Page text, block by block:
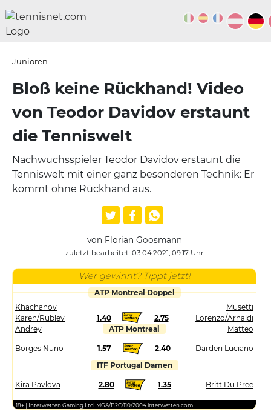
Junioren
Bloß keine Rückhand! Video
von Teodor Davidov erstaunt
die Tenniswelt
Nachwuchsspieler Teodor Davidov erstaunt die
Tenniswelt mit einer ganz besonderen Technik: Er
kommt ohne Rückhand aus.
von Florian Goosmann
zuletzt bearbeitet: 03.04.2021, 09:17 Uhr
Wer gewinnt? Tippt jetzt!
ATP Montreal Doppel
Khachanov
Karen/Rublev
Andrey
1.40 2.75
Musetti
Lorenzo/Arnaldi
Matteo
ATP Montreal
Borges Nuno 1.57 2.40
Darderi Luciano
ITF Portugal Damen
Kira Pavlova 2.80 1.35 Britt Du Pree
18+ | Interwetten Gaming Ltd. MGA/B2C/110/2004 interwetten.com